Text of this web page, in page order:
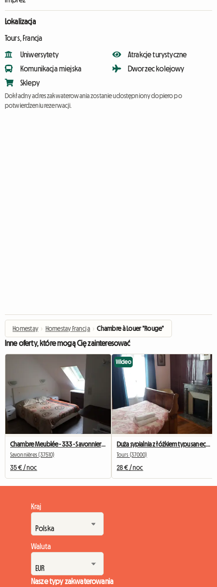
Lokalizacja
Tours, Francja
Uniwersytety
Komunikacja miejska
Sklepy
Atrakcje turystyczne
Dworzec kolejowy
Dokładny adres zakwaterowania zostanie udostępniony dopiero po
potwierdzeniu rezerwacji.
Homestay › Homestay Francja › Chambre à Louer "Rouge"
Inne oferty, które mogą Cię zainteresować
Chambre Meublée - 333 - Savonnieres - Voiture Conseillée
Savonnières (37510)
35 € / noc
Wideo
Duża sypialnia z łóżkiem typu saneczkowego o szerokości 1,25 m i cennymi meblami
Tours (37000)
28 € / noc
Kraj
Waluta
Nasze typy zakwaterowania